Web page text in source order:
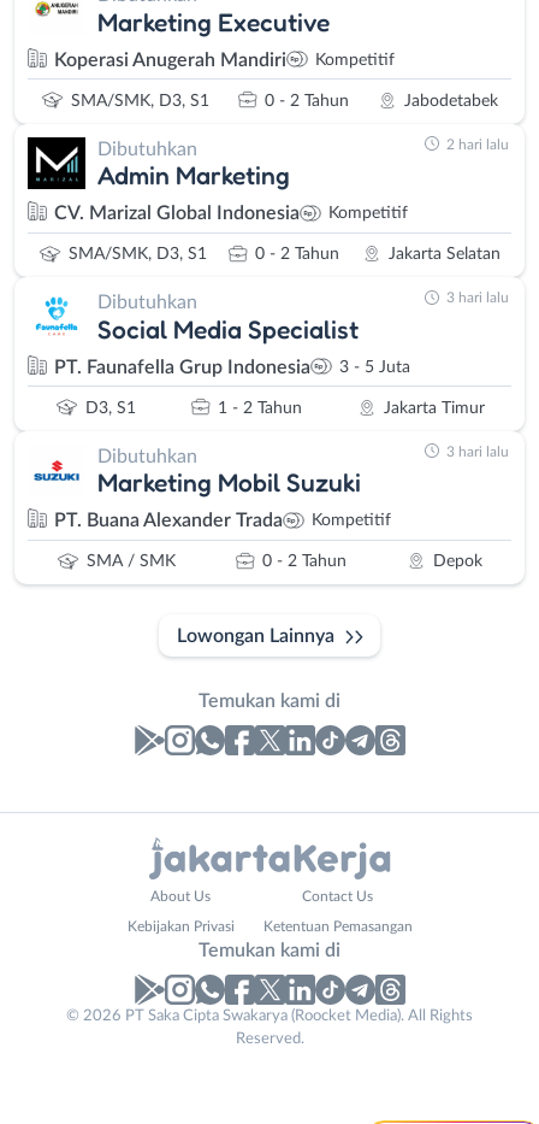
Marketing Executive
Koperasi Anugerah Mandiri Kompetitif
SMA/SMK, D3, S1 0 - 2 Tahun Jabodetabek
Dibutuhkan
Admin Marketing
CV. Marizal Global Indonesia Kompetitif
SMA/SMK, D3, S1 0 - 2 Tahun Jakarta Selatan
2 hari lalu
Dibutuhkan
Social Media Specialist
PT. Faunafella Grup Indonesia 3 - 5 Juta
D3, S1 1 - 2 Tahun Jakarta Timur
3 hari lalu
Dibutuhkan
Marketing Mobil Suzuki
PT. Buana Alexander Trada Kompetitif
SMA / SMK 0 - 2 Tahun Depok
3 hari lalu
Lowongan Lainnya
Temukan kami di
No. Telp /
Instagram
X - Twitter
About Us Contact Us
Kebijakan Privasi Ketentuan Pemasangan
Temukan kami di
© 2026 PT Saka Cipta Swakarya (Roocket Media). All Rights
Reserved.